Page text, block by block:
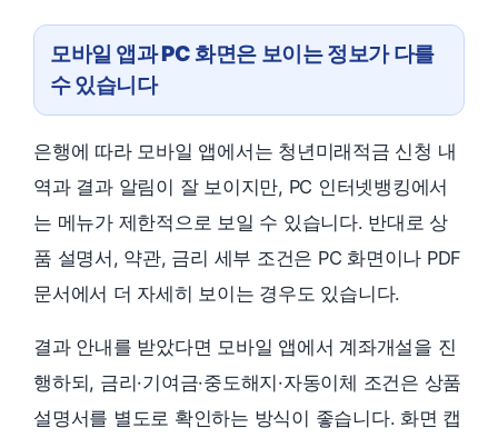
모바일 앱과 PC 화면은 보이는 정보가 다를
수 있습니다
은행에 따라 모바일 앱에서는 청년미래적금 신청 내
역과 결과 알림이 잘 보이지만, PC 인터넷뱅킹에서
는 메뉴가 제한적으로 보일 수 있습니다. 반대로 상
품 설명서, 약관, 금리 세부 조건은 PC 화면이나 PDF
문서에서 더 자세히 보이는 경우도 있습니다.
결과 안내를 받았다면 모바일 앱에서 계좌개설을 진
행하되, 금리·기여금·중도해지·자동이체 조건은 상품
설명서를 별도로 확인하는 방식이 좋습니다. 화면 캡